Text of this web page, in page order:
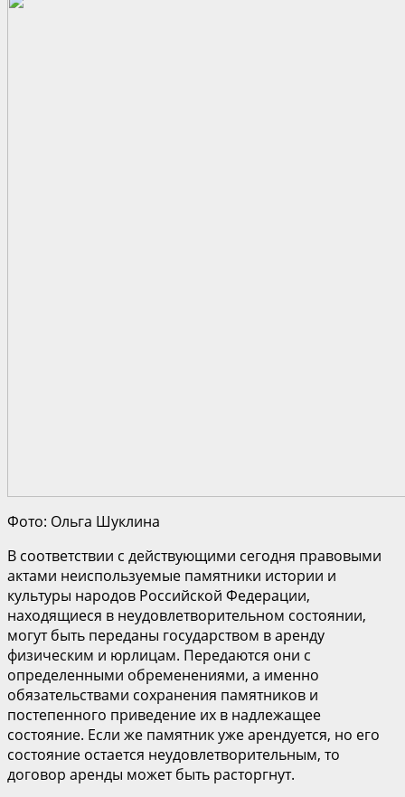
Фото: Ольга Шуклина
В соответствии с действующими сегодня правовыми
актами неиспользуемые памятники истории и
культуры народов Российской Федерации,
находящиеся в неудовлетворительном состоянии,
могут быть переданы государством в аренду
физическим и юрлицам. Передаются они с
определенными обременениями, а именно
обязательствами сохранения памятников и
постепенного приведение их в надлежащее
состояние. Если же памятник уже арендуется, но его
состояние остается неудовлетворительным, то
договор аренды может быть расторгнут.